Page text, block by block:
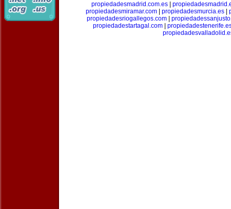
propiedadesmadrid.com.es
propiedadesmiramar.com
propiedadesmurcia.es
propiedadesriogallegos.com|
propiedadestartagal.com|